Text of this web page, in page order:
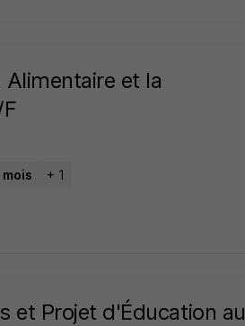
et la
+ 1
et Projet d'Éducation au